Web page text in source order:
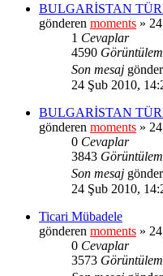
BULGARİSTAN
gönderen moments »
1 Cevaplar
4590
Son mesaj
24 Şub 2010,
BULGARİSTAN
gönderen moments »
0 Cevaplar
3843
Son mesaj
24 Şub 2010,
Ticari Mübadele
gönderen moments »
0 Cevaplar
3573